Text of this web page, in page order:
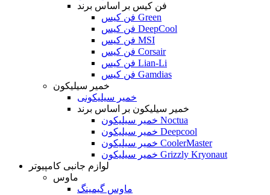
فن کیس بر اساس برند
فن کیس Green
فن کیس DeepCool
فن کیس MSI
فن کیس Corsair
فن کیس Lian-Li
فن کیس Gamdias
خمیر سیلیکون
خمیر سیلیکونی
خمیر سیلیکون بر اساس برند
خمیر سیلیکون Noctua
خمیر سیلیکون Deepcool
خمیر سیلیکون CoolerMaster
خمیر سیلیکون Grizzly Kryonaut
لوازم جانبی کامپیوتر
ماوس
ماوس گیمینگ